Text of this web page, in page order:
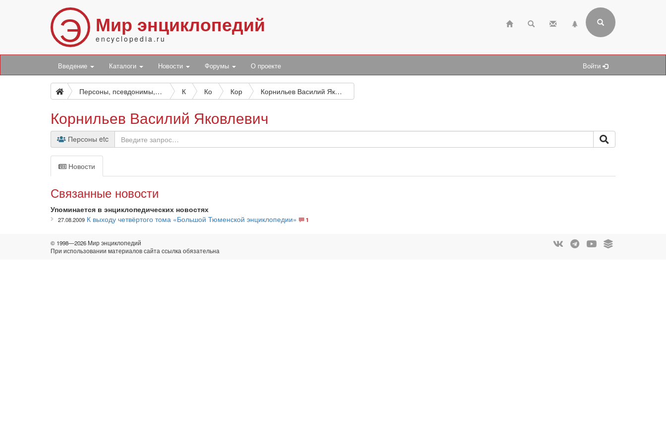
Э Мир энциклопедий
encyclopedia.ru
Введение Каталоги Новости Форумы О проекте Войти
Персоны, псевдонимы, персонажи и боты К Ко Кор Корнильев Василий Яковлевич
Корнильев Василий Яковлевич
Персоны etc
Новости
Связанные новости
Упоминается в энциклопедических новостях
27.08.2009 К выходу четвёртого тома «Большой Тюменской энциклопедии» 1
© 1998—2026 Мир энциклопедий
При использовании материалов сайта ссылка обязательна